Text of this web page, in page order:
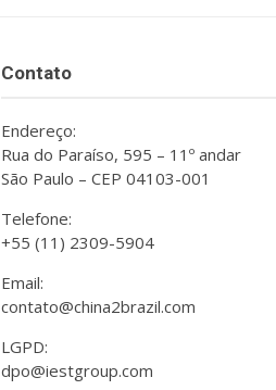
Contato
Endereço:
Rua do Paraíso, 595 – 11º andar
São Paulo – CEP 04103-001
Telefone:
+55 (11) 2309-5904
Email:
contato@china2brazil.com
LGPD:
dpo@iestgroup.com